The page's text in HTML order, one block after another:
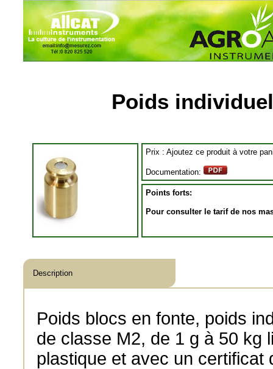
Poids
Prix : Ajoutez ce produit à votre
Documentation:
Points forts:
Pour consulter le tarif de nos
Description
Poids blocs en fonte, poids
de classe M2, de 1 g à 50 kg
plastique et avec un certificat